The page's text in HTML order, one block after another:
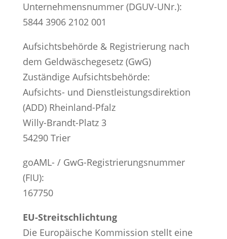
Unternehmensnummer (DGUV-UNr.):
5844 3906 2102 001
Aufsichtsbehörde & Registrierung nach
dem Geldwäschegesetz (GwG)
Zuständige Aufsichtsbehörde:
Aufsichts- und Dienstleistungsdirektion
(ADD) Rheinland-Pfalz
Willy-Brandt-Platz 3
54290 Trier
goAML- / GwG-Registrierungsnummer
(FIU):
167750
EU-Streitschlichtung
Die Europäische Kommission stellt eine